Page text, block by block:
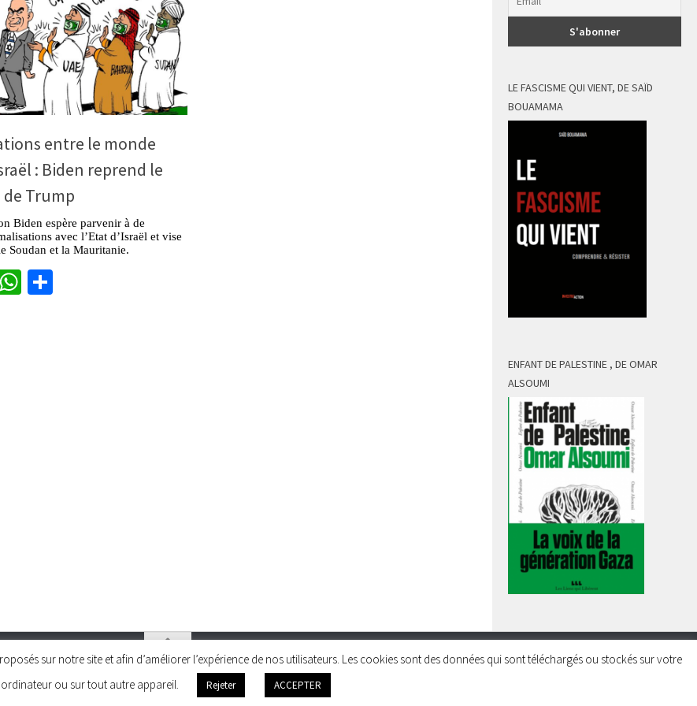
entre le monde
: Biden reprend le
Trump
Biden espère parvenir à de
avec l’Etat d’Israël et vise
Soudan et la Mauritanie.
WhatsApp
LE FASCISME QUI VIENT, DE SAÏD
BOUAMAMA
ENFANT DE PALESTINE , DE OMAR
ALSOUMI
sur notre site et afin d’améliorer l’expérience de nos utilisateurs. Les cookies sont des données qui sont téléchargés ou stockés sur votre
ordinateur ou sur tout autre appareil.
Rejeter ACCEPTER